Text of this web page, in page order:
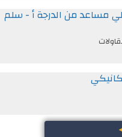
مساعد من الدرجة أ - سلم